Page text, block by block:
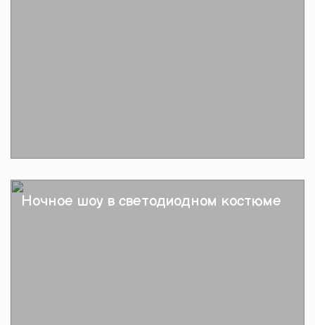
Подробнее
Ночное шоу в светодиодном костюме